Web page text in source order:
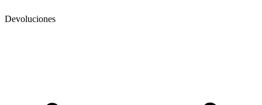
Devoluciones